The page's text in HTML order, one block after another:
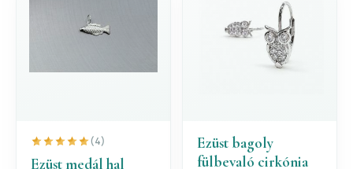
(4)
Ezüst medál hal
Ezüst bagoly
fülbevaló cirkónia